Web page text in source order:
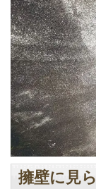
擁壁に見